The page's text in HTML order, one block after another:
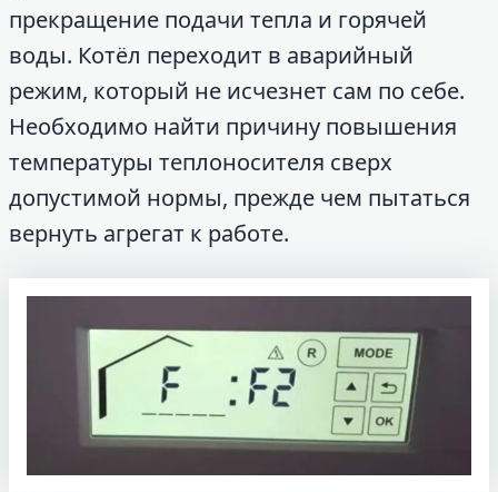
прекращение подачи тепла и горячей
воды. Котёл переходит в аварийный
режим, который не исчезнет сам по себе.
Необходимо найти причину повышения
температуры теплоносителя сверх
допустимой нормы, прежде чем пытаться
вернуть агрегат к работе.